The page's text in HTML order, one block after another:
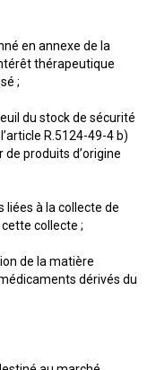
en annexe de la
thérapeutique
;
du stock de sécurité
R.5124-49-4 b)
produits d’origine
liées à la collecte de
collecte ;
de la matière
dérivés du